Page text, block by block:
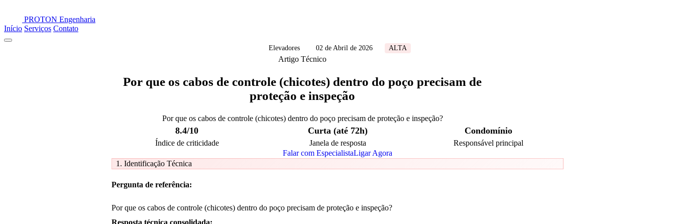
PROTON Engenharia
Início Serviços Contato
Elevadores 02 de Abril de 2026 ALTA
Artigo Técnico
Por que os cabos de controle (chicotes) dentro do poço precisam de
proteção e inspeção
Por que os cabos de controle (chicotes) dentro do poço precisam de proteção e inspeção?
8.4/10
Índice de criticidade
Curta (até 72h)
Janela de resposta
Condomínio
Responsável principal
Falar com EspecialistaLigar Agora
1. Identificação Técnica
Pergunta de referência:
Por que os cabos de controle (chicotes) dentro do poço precisam de proteção e inspeção?